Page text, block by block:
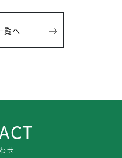
覧へ
せ